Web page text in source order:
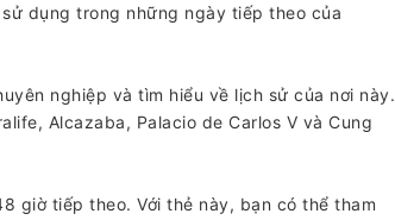
dụng trong những ngày tiếp theo của
nghiệp và tìm hiểu về lịch sử của nơi này.
Alcazaba, Palacio de Carlos V và Cung
giờ tiếp theo. Với thẻ này, bạn có thể tham